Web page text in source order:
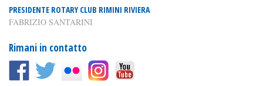
PRESIDENTE ROTARY CLUB RIMINI RIVIERA
FABRIZIO SANTARINI
Rimani in contatto